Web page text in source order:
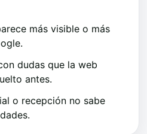
más visible o más
dudas que la web
antes.
o recepción no sabe